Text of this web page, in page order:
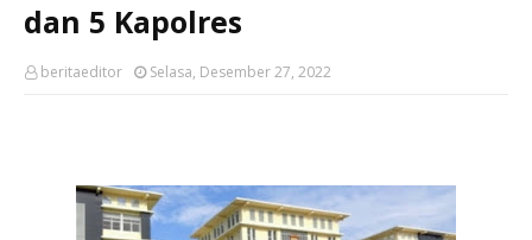
dan 5 Kapolres
beritaeditor Selasa, Desember 27, 2022